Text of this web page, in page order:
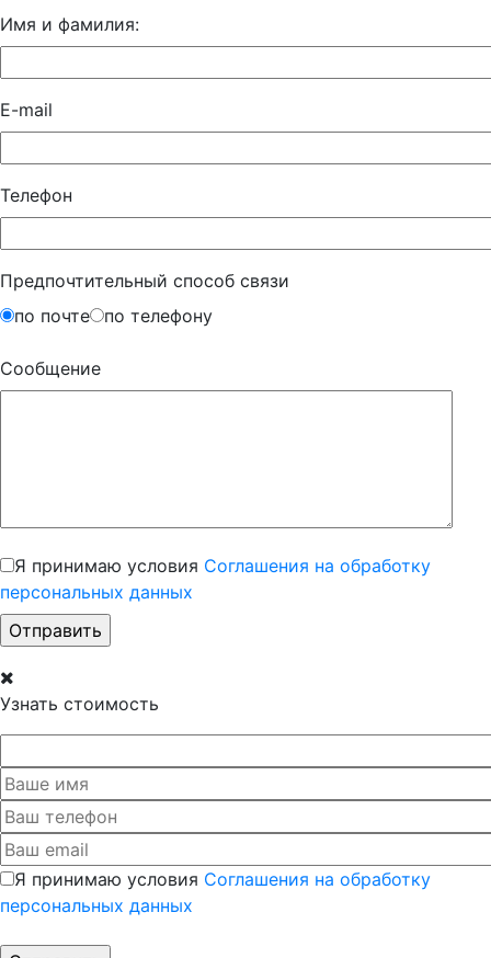
Имя и фамилия:
E-mail
Телефон
Предпочтительный способ связи
по почте
по телефону
Сообщение
Я принимаю условия Соглашения на обработку
персональных данных
Узнать стоимость
Я принимаю условия Соглашения на обработку
персональных данных